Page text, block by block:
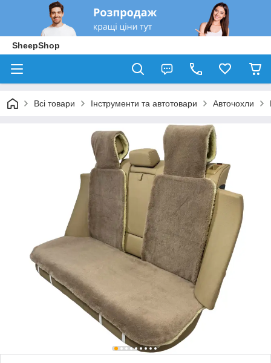
SheepShop
Всі товари Інструменти та автотовари Авточохли